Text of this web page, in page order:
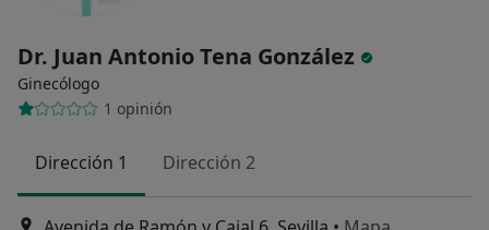
Dr. Juan Antonio Tena González
Ginecólogo
1 opinión
Dirección 1 Dirección 2